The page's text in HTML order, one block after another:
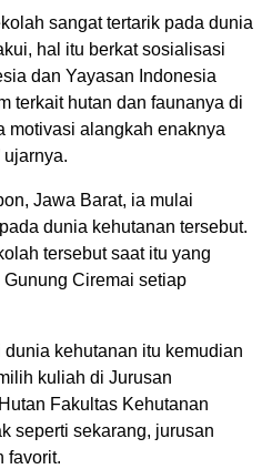
sangat tertarik pada dunia
hal itu berkat sosialisasi
dan Yayasan Indonesia
terkait hutan dan faunanya di
motivasi alangkah enaknya
ujarnya.
Jawa Barat, ia mulai
dunia kehutanan tersebut.
tersebut saat itu yang
Ciremai setiap
kehutanan itu kemudian
kuliah di Jurusan
Fakultas Kehutanan
seperti sekarang, jurusan
favorit.